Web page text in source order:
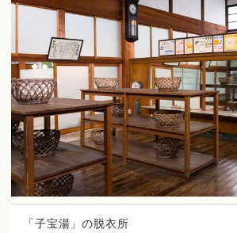
「子宝湯」の脱衣所